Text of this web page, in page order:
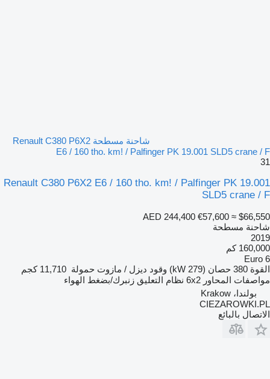
شاحنة مسطحة Renault C380 P6X2
E6 / 160 tho. km! / Palfinger PK 19.001 SLD5 crane / F
31
Renault C380 P6X2 E6 / 160 tho. km! / Palfinger PK 19.001
SLD5 crane / F
AED 244,400 €57,600 ≈ $66,550
شاحنة مسطحة
2019
160,000 كم
Euro 6
القوة 380 حصان (279 kW) وقود ديزل / مازوت حمولة 11,710 كجم
مواصفات المحاور 6x2 نظام التعليق زنبرك/بضغط الهواء
بولندا، Krakow
CIEZAROWKI.PL
الاتصال بالبائع